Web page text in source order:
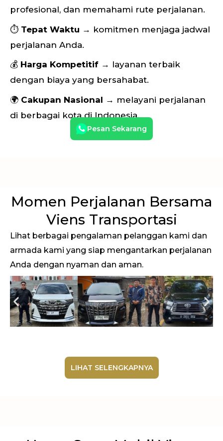
profesional, dan memahami rute perjalanan.
⏱ Tepat Waktu → komitmen menjaga jadwal
perjalanan Anda.
💰 Harga Kompetitif → layanan terbaik
dengan biaya yang bersahabat.
🌍 Cakupan Nasional → melayani perjalanan
di berbagai kota di Indonesia.
Pesan Sekarang
Momen Perjalanan Bersama
Viens Transportasi
Lihat berbagai pengalaman pelanggan kami dan
armada kami yang siap mengantarkan perjalanan
Anda dengan nyaman dan aman.
LIHAT SELENGKAPNYA